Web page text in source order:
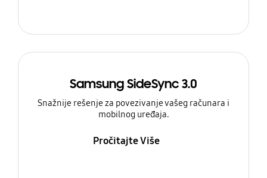
Samsung SideSync 3.0
Snažnije rešenje za povezivanje vašeg računara i
mobilnog uređaja.
Pročitajte Više